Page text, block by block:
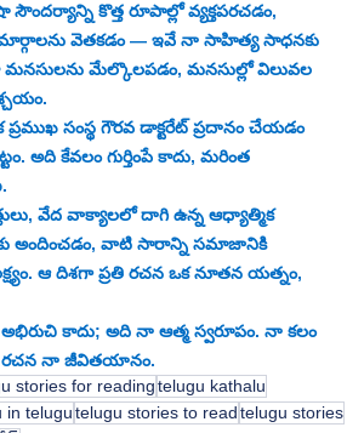
కొత్త రూపాల్లో వ్యక్తపరచడం,
వెతకడం — ఇవే నా సాహిత్య సాధనకు
మేల్కొలపడం, మనసుల్లో విలువల
సంస్థ గౌరవ డాక్టరేట్ ప్రదానం చేయడం
అది కేవలం గుర్తింపే కాదు, మరింత
వేద వాక్యాలలో దాగి ఉన్న ఆధ్యాత్మిక
అందించడం, వాటి సారాన్ని సమాజానికి
ఆ దిశగా ప్రతి రచన ఒక నూతన యత్నం,
కాదు; అది నా ఆత్మ స్వరూపం. నా కలం
రచన నా జీవితయానం.
stories for readingtelugu kathalu
in telugutelugu stories to readtelugu stories